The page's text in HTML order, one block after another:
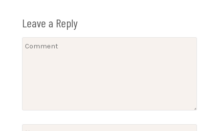
Leave a Reply